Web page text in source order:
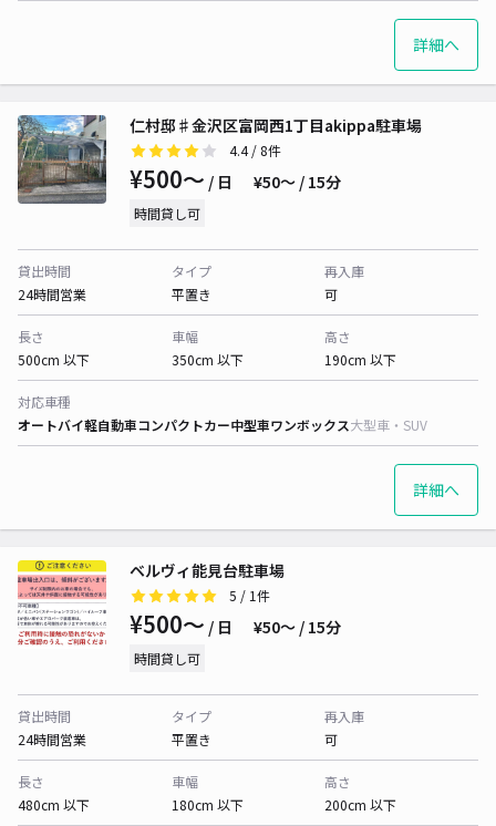
詳細へ
仁村邸♯金沢区富岡西1丁目akippa駐車場
4.4/ 8件
¥500〜 / 日 ¥50〜 / 15分
時間貸し可
貸出時間
24時間営業
タイプ
平置き
再入庫
可
長さ
500cm 以下
車幅
350cm 以下
高さ
190cm 以下
対応車種
オートバイ軽自動車コンパクトカー中型車ワンボックス大型車・SUV
詳細へ
ベルヴィ能見台駐車場
5 / 1件
¥500〜 / 日 ¥50〜 / 15分
時間貸し可
貸出時間
24時間営業
タイプ
平置き
再入庫
可
長さ
480cm 以下
車幅
180cm 以下
高さ
200cm 以下